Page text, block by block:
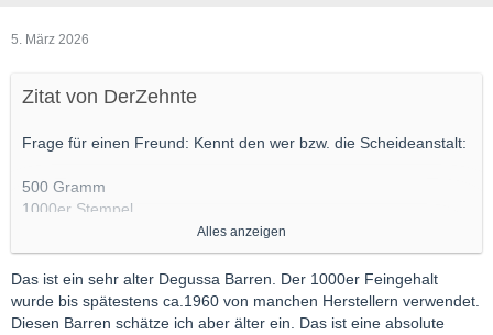
5. März 2026
Zitat von DerZehnte
Frage für einen Freund: Kennt den wer bzw. die Scheideanstalt:
500 Gramm
1000er Stempel
Scheideanstalt Frankfurt am Main
Alter unbekannt
Alles anzeigen
Das ist ein sehr alter Degussa Barren. Der 1000er Feingehalt
wurde bis spätestens ca.1960 von manchen Herstellern verwendet.
Diesen Barren schätze ich aber älter ein. Das ist eine absolute